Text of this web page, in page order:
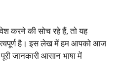
करने की सोच रहे हैं, तो यह
है। इस लेख में हम आपको आज
जानकारी आसान भाषा में